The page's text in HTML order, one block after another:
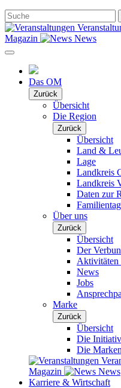
Magazin
News
Das OM
Zurück
Übersicht
Die Region
Zurück
Übersicht
Land &
Lage
Landkreis
Landkreis
Daten zur
Familientag
Über uns
Zurück
Übersicht
Der
Aktivitäten
News
Jobs
Marke
Zurück
Übersicht
Die
Die
Magazin
News
Karriere & Wirtschaft